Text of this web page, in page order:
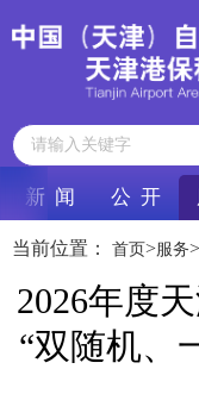
新 闻 公 开
当前位置： 首页>服务>
2026年度
“双随机、